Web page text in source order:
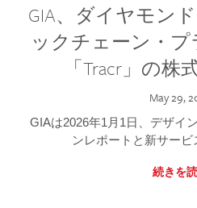
GIA、ダイヤモン
ックチェーン・
「Tracr」の株
May 29,
GIAは2026年1月1日、デザイ
ンレポートと新サービ
続きを